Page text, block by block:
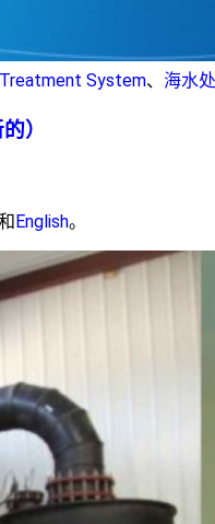
System、 海水
）
English。